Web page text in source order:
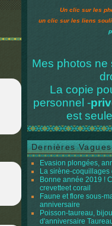
Un clic sur les
un clic sur les liens
Mes photos ne
La copie
personnel -
est
Dernières Vagues
Evasion plongées,
La sirène-coquillages
Bonne année 2019 !
crevetteet corail
Faune et flore sous-
anniversaire
Poisson-taureau,
d'anniversaire